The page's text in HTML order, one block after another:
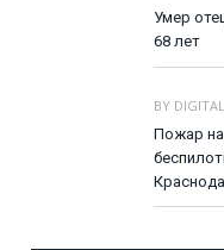
Умер
68 лет
BY
Пожар